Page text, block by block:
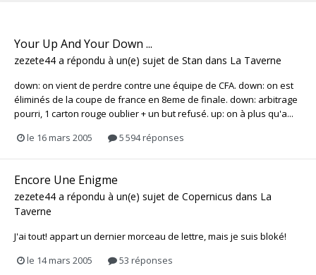
Your Up And Your Down ...
zezete44 a répondu à un(e) sujet de Stan dans La Taverne
down: on vient de perdre contre une équipe de CFA. down: on est
éliminés de la coupe de france en 8eme de finale. down: arbitrage
pourri, 1 carton rouge oublier + un but refusé. up: on à plus qu'a...
le 16 mars 2005
5 594 réponses
Encore Une Enigme
zezete44 a répondu à un(e) sujet de Copernicus dans La
Taverne
J'ai tout! appart un dernier morceau de lettre, mais je suis bloké!
le 14 mars 2005
53 réponses